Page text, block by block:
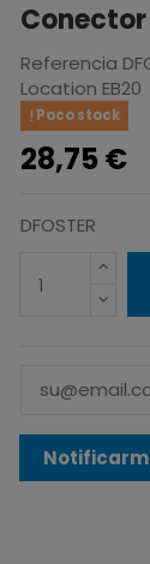
Referencia
Location EB20
Poco stock
28,75 €
DFOSTER